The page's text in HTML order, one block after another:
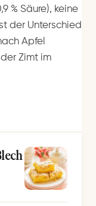
% Säure), keine
der Unterschied
Apfel
Zimt im